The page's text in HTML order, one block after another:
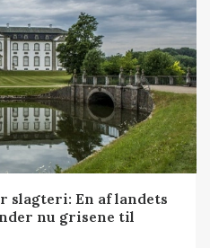
slagteri: En af landets
nu grisene til